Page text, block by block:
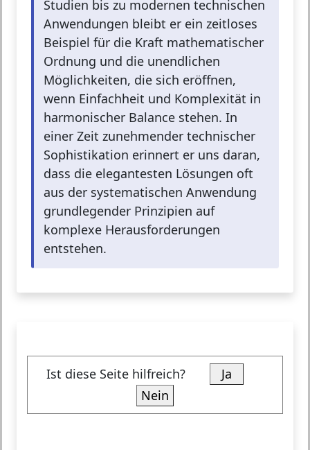
Studien bis zu modernen technischen
Anwendungen bleibt er ein zeitloses
Beispiel für die Kraft mathematischer
Ordnung und die unendlichen
Möglichkeiten, die sich eröffnen,
wenn Einfachheit und Komplexität in
harmonischer Balance stehen. In
einer Zeit zunehmender technischer
Sophistikation erinnert er uns daran,
dass die elegantesten Lösungen oft
aus der systematischen Anwendung
grundlegender Prinzipien auf
komplexe Herausforderungen
entstehen.
Ist diese Seite hilfreich?
Ja
Nein